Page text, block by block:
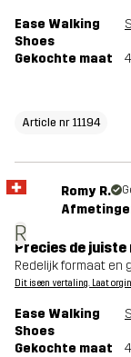
Ease Walking
Shoes
Gekochte maat
Article nr 11194
R
Romy R.
Precies de juiste
Redelijk formaat en
Dit is een vertaling. Laat
Ease Walking
Shoes
Gekochte maat